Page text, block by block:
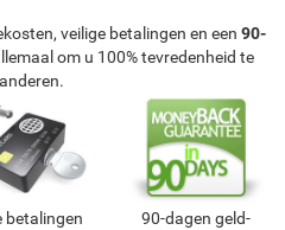
veilige betalingen en een 90-
om u 100% tevredenheid te
betalingen
90-dagen geld-